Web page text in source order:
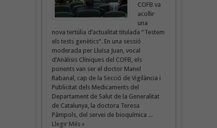
COFB va
acollir
una
nova tertúlia d’actualitat titulada “Testem
els tests genètics“. En una sessió
moderada per Lluïsa Juan, vocal
d’Anàlisis Clíniques del COFB, els
ponents van ser el doctor Manel
Rabanal, cap de la Secció de Vigilància i
Publicitat dels Medicaments del
Departament de Salut de la Generalitat
de Catalunya, la doctora Teresa
Pàmpols, del servei de bioquímica ...
Llegir Més »